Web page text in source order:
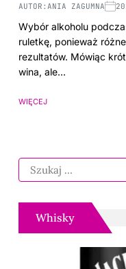
AUTOR: ANIA ZAGUMNA
Wybór alkoholu
ruletkę, ponieważ
rezultatów. Mówiąc
wina, ale…
WIĘCEJ
Whisky